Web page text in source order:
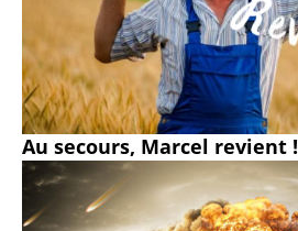
Au secours, Marcel revient !